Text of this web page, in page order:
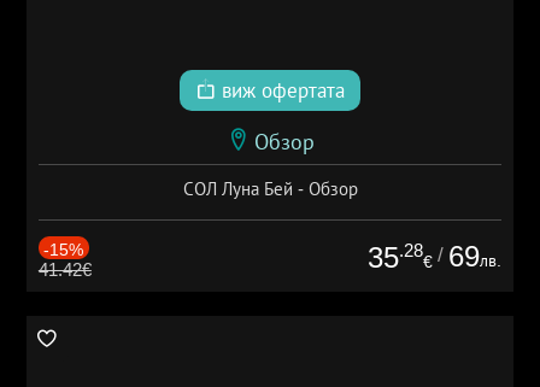
виж офертата
Обзор
СОЛ Луна Бей - Обзор
-15%
41.42€ 35.28
€ / 69лв.